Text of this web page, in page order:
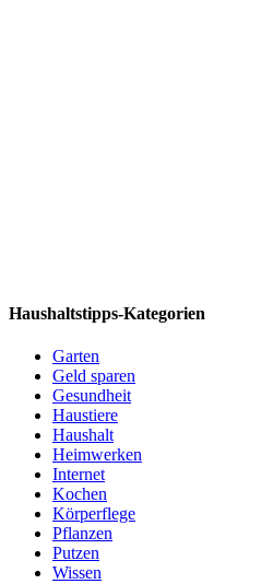
Haushaltstipps-Kategorien
Garten
Geld sparen
Gesundheit
Haustiere
Haushalt
Heimwerken
Internet
Kochen
Körperflege
Pflanzen
Putzen
Wissen